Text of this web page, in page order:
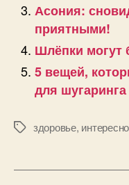
Асония:
приятными!
Шлёпки могут
5 вещей,
для шугаринга
Позначки
здоровье, интересно